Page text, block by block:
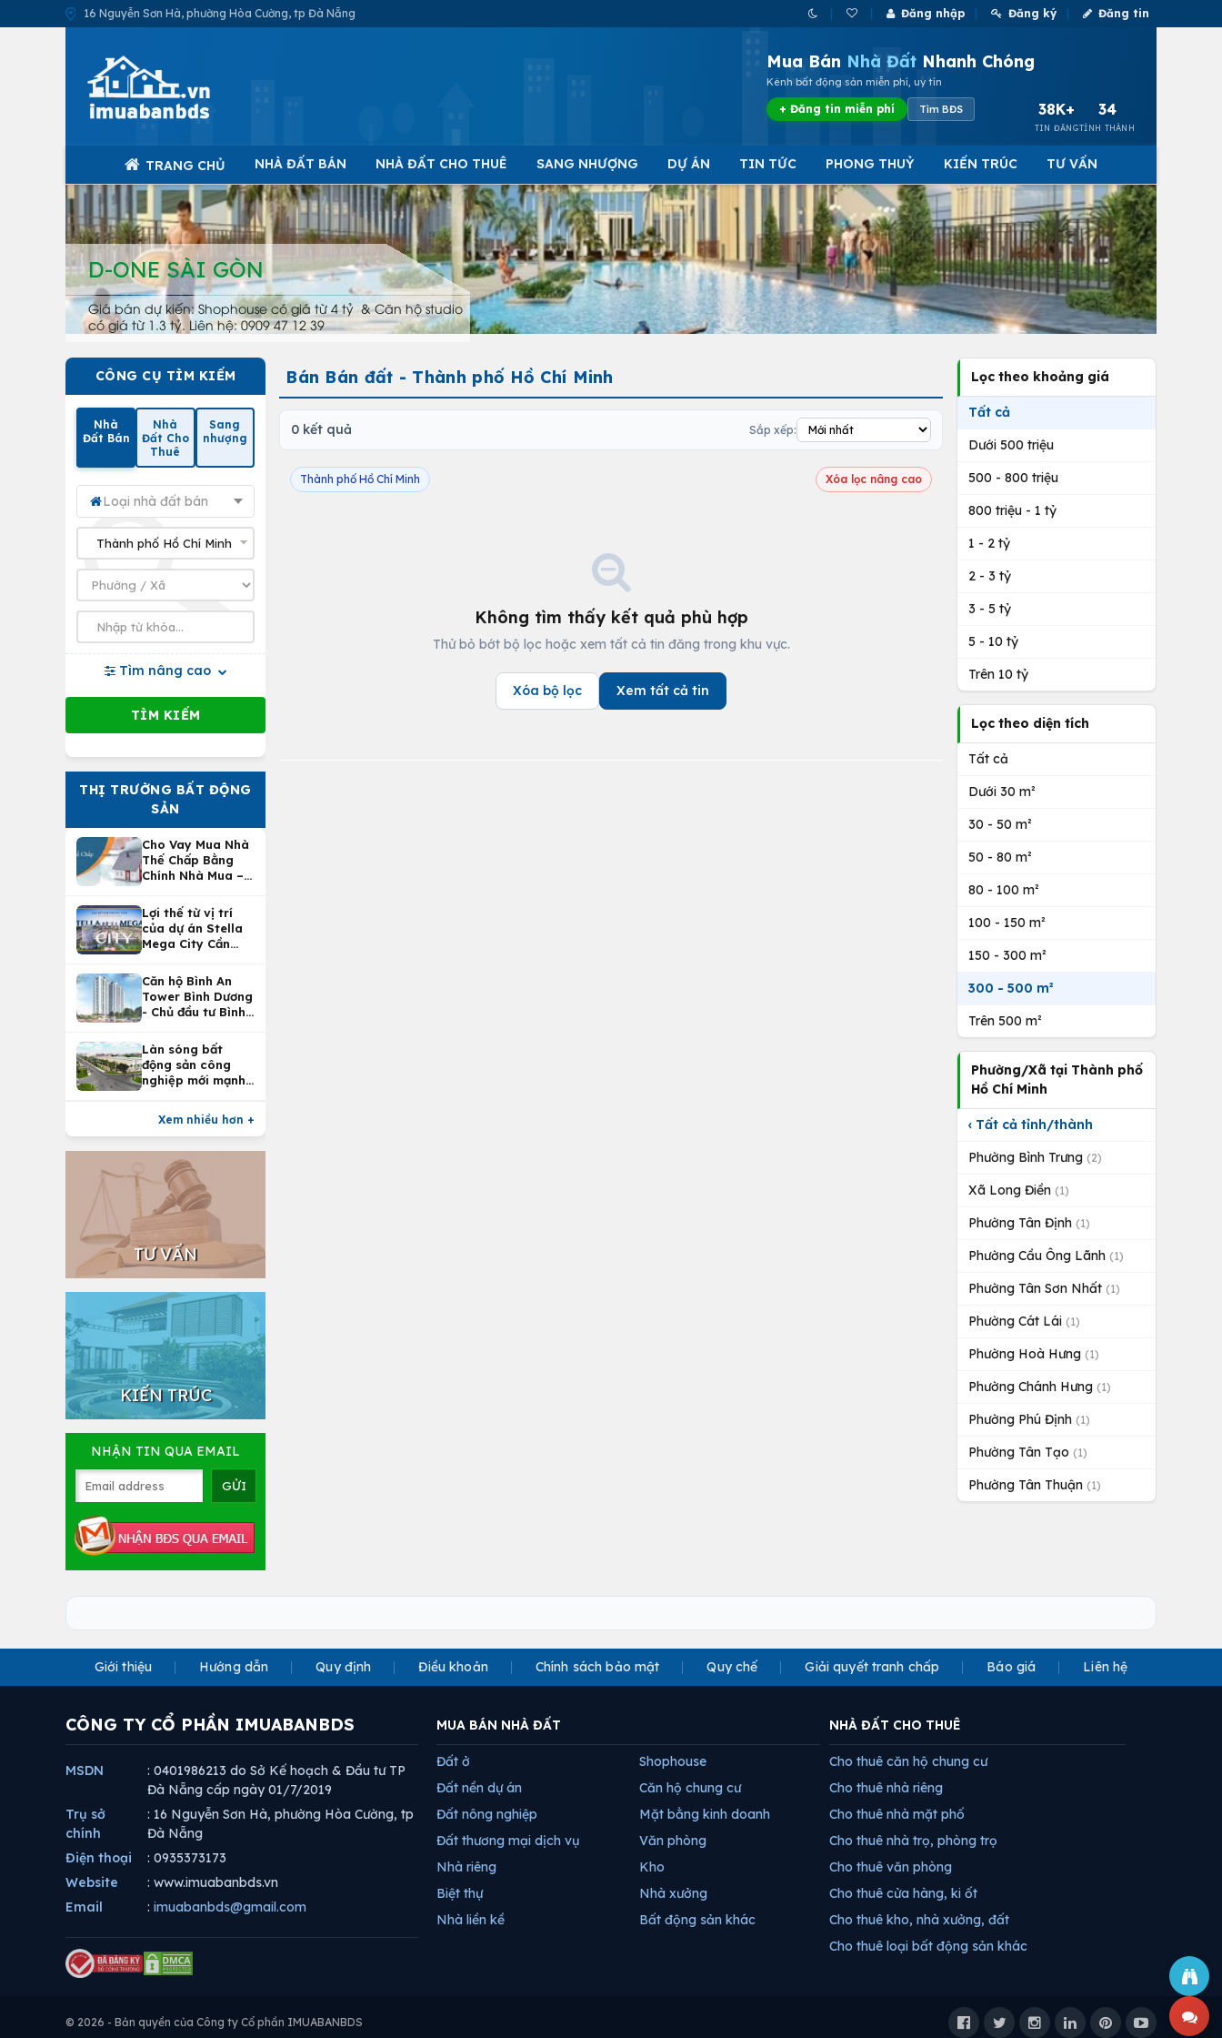
16 Nguyễn Sơn Hà, phường Hòa Cường, tp Đà Nẵng Đăng nhập Đăng ký Đăng tin
Mua Bán Nhà Đất Nhanh Chóng
Kênh bất động sản miễn phí, uy tín
+ Đăng tin miễn phí Tìm BĐS 38K+
TIN ĐĂNG
34
TỈNH THÀNH
TRANG CHỦ NHÀ ĐẤT BÁN NHÀ ĐẤT CHO THUÊ SANG NHƯỢNG DỰ ÁN TIN TỨC PHONG THUỶ KIẾN TRÚC TƯ VẤN
D-ONE SÀI GÒN
Giá bán dự kiến: Shophouse có giá từ 4 tỷ & Căn hộ studio
có giá từ 1.3 tỷ. Liên hệ: 0909 47 12 39
CÔNG CỤ TÌM KIẾM
Nhà
Đất Bán
Nhà
Đất Cho
Thuê
Sang
nhượng
Loại nhà đất bán
Tìm nâng cao
THỊ TRƯỜNG BẤT ĐỘNG
SẢN
Cho Vay Mua Nhà
Thế Chấp Bằng
Chính Nhà Mua –
Nhà Tại
Vietcombank
Lợi thế từ vị trí
của dự án Stella
Mega City Cần
Căn hộ Bình An
Tower Bình Dương
- Chủ đầu tư Bình
Làn sóng bất
động sản công
nghiệp mới mạnh
Xem nhiều hơn +
TƯ VẤN
KIẾN TRÚC
NHẬN TIN QUA EMAIL
Bán Bán đất - Thành phố Hồ Chí Minh
0 kết quả Sắp xếp:
Thành phố Hồ Chí Minh Xóa lọc nâng cao
Không tìm thấy kết quả phù hợp
Thử bỏ bớt bộ lọc hoặc xem tất cả tin đăng trong khu vực.
Xóa bộ lọc Xem tất cả tin
Lọc theo khoảng giá
Tất cả
Dưới 500 triệu
500 - 800 triệu
800 triệu - 1 tỷ
1 - 2 tỷ
2 - 3 tỷ
3 - 5 tỷ
5 - 10 tỷ
Trên 10 tỷ
Lọc theo diện tích
Tất cả
Dưới 30 m²
30 - 50 m²
50 - 80 m²
80 - 100 m²
100 - 150 m²
150 - 300 m²
300 - 500 m²
Trên 500 m²
Phường/Xã tại Thành phố
Hồ Chí Minh
‹ Tất cả tỉnh/thành
Phường Bình Trưng (2)
Xã Long Điền (1)
Phường Tân Định (1)
Phường Cầu Ông Lãnh (1)
Phường Tân Sơn Nhất (1)
Phường Cát Lái (1)
Phường Hoà Hưng (1)
Phường Chánh Hưng (1)
Phường Phú Định (1)
Phường Tân Tạo (1)
Phường Tân Thuận (1)
Giới thiệu Hướng dẫn Quy định Điều khoản Chính sách bảo mật Quy chế Giải quyết tranh chấp Báo giá Liên hệ
CÔNG TY CỔ PHẦN IMUABANBDS
MSDN
: 0401986213 do Sở Kế hoạch & Đầu tư TP
Đà Nẵng cấp ngày 01/7/2019
Trụ sở
chính
: 16 Nguyễn Sơn Hà, phường Hòa Cường, tp
Đà Nẵng
Điện thoại
: 0935373173
Website
: www.imuabanbds.vn
Email
: imuabanbds@gmail.com
MUA BÁN NHÀ ĐẤT
Đất ở
Đất nền dự án
Đất nông nghiệp
Đất thương mại dịch vụ
Nhà riêng
Biệt thự
Nhà liền kề
Shophouse
Căn hộ chung cư
Mặt bằng kinh doanh
Văn phòng
Kho
Nhà xưởng
Bất động sản khác
NHÀ ĐẤT CHO THUÊ
Cho thuê căn hộ chung cư
Cho thuê nhà riêng
Cho thuê nhà mặt phố
Cho thuê nhà trọ, phòng trọ
Cho thuê văn phòng
Cho thuê cửa hàng, ki ốt
Cho thuê kho, nhà xưởng, đất
Cho thuê loại bất động sản khác
© 2026 - Bản quyền của Công ty Cổ phần IMUABANBDS